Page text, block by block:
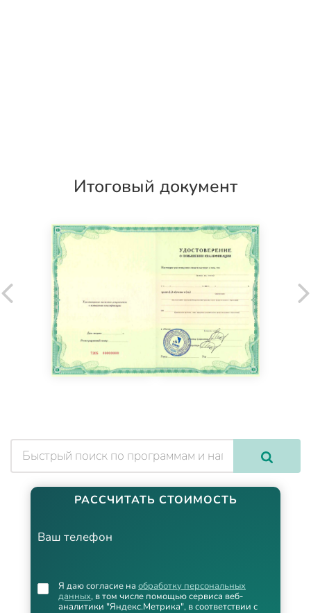
Итоговый документ
РАССЧИТАТЬ СТОИМОСТЬ
Ваш телефон
Я даю согласие на обработку персональных
данных, в том числе помощью сервиса веб-
аналитики "Яндекс.Метрика", в соответствии с